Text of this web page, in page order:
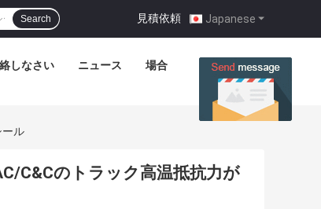
Japanese
見積依頼 |
Search
しなさい ニュース 場合
ール
C&Cのトラック高温抵抗力が